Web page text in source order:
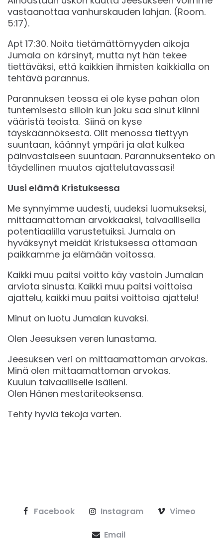
vastaanottaa vanhurskauden lahjan. (Room.
5:17).
‬Apt ‭17:30‬. Noita tietämättömyyden aikoja
Jumala on kärsinyt, mutta nyt hän tekee
tiettäväksi, että kaikkien ihmisten kaikkialla on
tehtävä parannus.
Parannuksen teossa ei ole kyse pahan olon
tuntemisesta silloin kun joku saa sinut kiinni
vääristä teoista. Siinä on kyse
täyskäännöksestä. Olit menossa tiettyyn
suuntaan, käännyt ympäri ja alat kulkea
päinvastaiseen suuntaan. Parannuksenteko on
täydellinen muutos ajattelutavassasi!
Uusi elämä Kristuksessa
Me synnyimme uudesti, uudeksi luomukseksi,
mittaamattoman arvokkaaksi, taivaallisella
potentiaalilla varustetuiksi. Jumala on
hyväksynyt meidät Kristuksessa ottamaan
paikkamme ja elämään voitossa.
Kaikki muu paitsi voitto käy vastoin Jumalan
arviota sinusta. Kaikki muu paitsi voittoisa
ajattelu, kaikki muu paitsi voittoisa ajattelu!
Minut on luotu Jumalan kuvaksi.
Olen Jeesuksen veren lunastama.
Jeesuksen veri on mittaamattoman arvokas.
Minä olen mittaamattoman arvokas.
Kuulun taivaalliselle Isälleni.
Olen Hänen mestariteoksensa.
Tehty hyviä tekoja varten.
Facebook Instagram Vimeo
Email